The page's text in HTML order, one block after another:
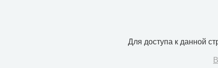
Для доступа к данной